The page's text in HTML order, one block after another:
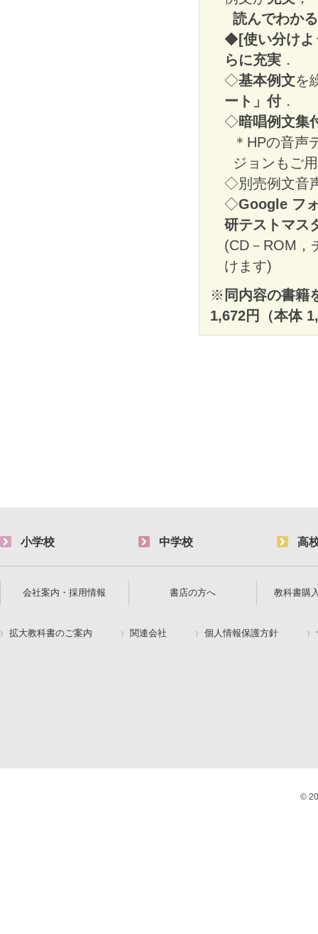
読んでわか
◆[使い分け
らに充実 ．
◇基本例文を
ート」付．
◇暗唱例文集
＊HPの音声
ジョンもご
◇別売例文音
◇Google フ
研テストマス
(CD－ROM，
けます)
※ 同内容の書籍
1,672円（本体
小学校 中学校 高
会社案内・採用情報 書店の方へ 教科書購
拡大教科書のご案内 関連会社 個人情報保護方針
©